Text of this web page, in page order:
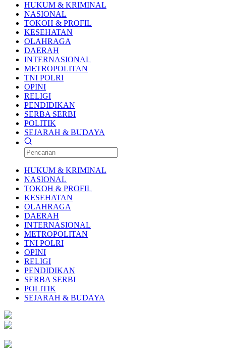
HUKUM & KRIMINAL
NASIONAL
TOKOH & PROFIL
KESEHATAN
OLAHRAGA
DAERAH
INTERNASIONAL
METROPOLITAN
TNI POLRI
OPINI
RELIGI
PENDIDIKAN
SERBA SERBI
POLITIK
SEJARAH & BUDAYA
HUKUM & KRIMINAL
NASIONAL
TOKOH & PROFIL
KESEHATAN
OLAHRAGA
DAERAH
INTERNASIONAL
METROPOLITAN
TNI POLRI
OPINI
RELIGI
PENDIDIKAN
SERBA SERBI
POLITIK
SEJARAH & BUDAYA